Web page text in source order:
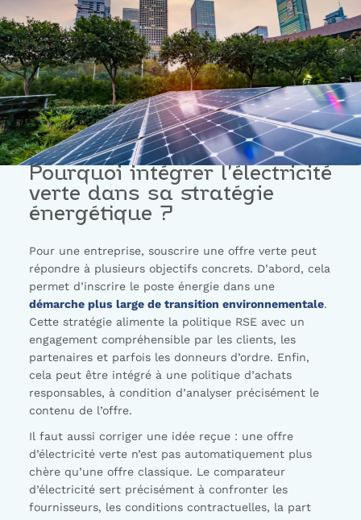
Pourquoi intégrer l’électricité
verte dans sa stratégie
énergétique ?
Pour une entreprise, souscrire une offre verte peut
répondre à plusieurs objectifs concrets. D’abord, cela
permet d’inscrire le poste énergie dans une
démarche plus large de transition environnementale.
Cette stratégie alimente la politique RSE avec un
engagement compréhensible par les clients, les
partenaires et parfois les donneurs d’ordre. Enfin,
cela peut être intégré à une politique d’achats
responsables, à condition d’analyser précisément le
contenu de l’offre.
Il faut aussi corriger une idée reçue : une offre
d’électricité verte n’est pas automatiquement plus
chère qu’une offre classique. Le comparateur
d’électricité sert précisément à confronter les
fournisseurs, les conditions contractuelles, la part